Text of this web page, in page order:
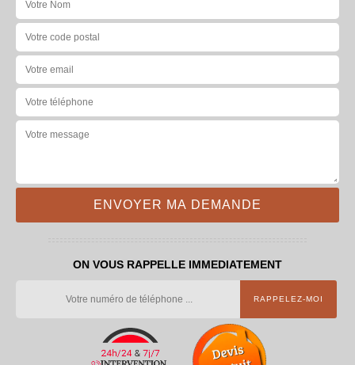
ON VOUS RAPPELLE IMMEDIATEMENT